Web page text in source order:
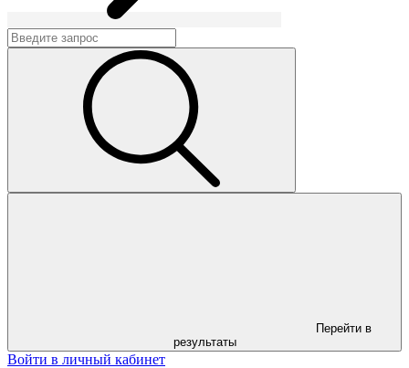
результаты
Войти в личный кабинет